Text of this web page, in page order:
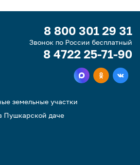
8 800 301 29 31
Звонок по России бесплатный
8 4722 25-71-90
земельные участки
Пушкарской даче